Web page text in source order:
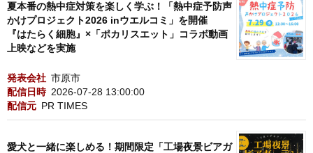
夏本番の熱中症対策を楽しく学ぶ！「熱中症予防声
かけプロジェクト2026 inウエルコミ」を開催
『はたらく細胞』×「ポカリスエット」コラボ動画
上映などを実施
発表会社 市原市
配信日時 2026-07-28 13:00:00
配信元 PR TIMES
愛犬と一緒に楽しめる！期間限定「工場夜景ビアガ